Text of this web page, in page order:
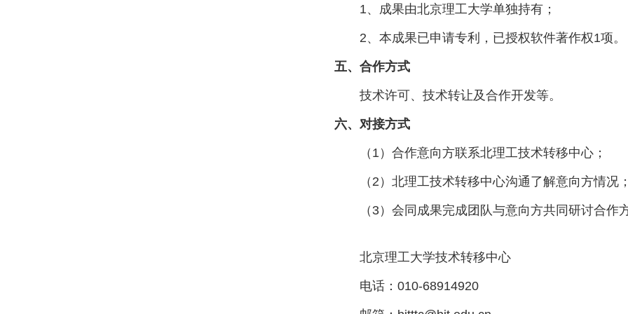
1、成果由北京理工大学单独持有；
2、本成果已申请专利，已授权软件著作权1项。
五、合作方式
技术许可、技术转让及合作开发等。
六、对接方式
（1）合作意向方联系北理工技术转移中心；
（2）北理工技术转移中心沟通了解意向方情况；
（3）会同成果完成团队与意向方共同研讨合作
北京理工大学技术转移中心
电话：010-68914920